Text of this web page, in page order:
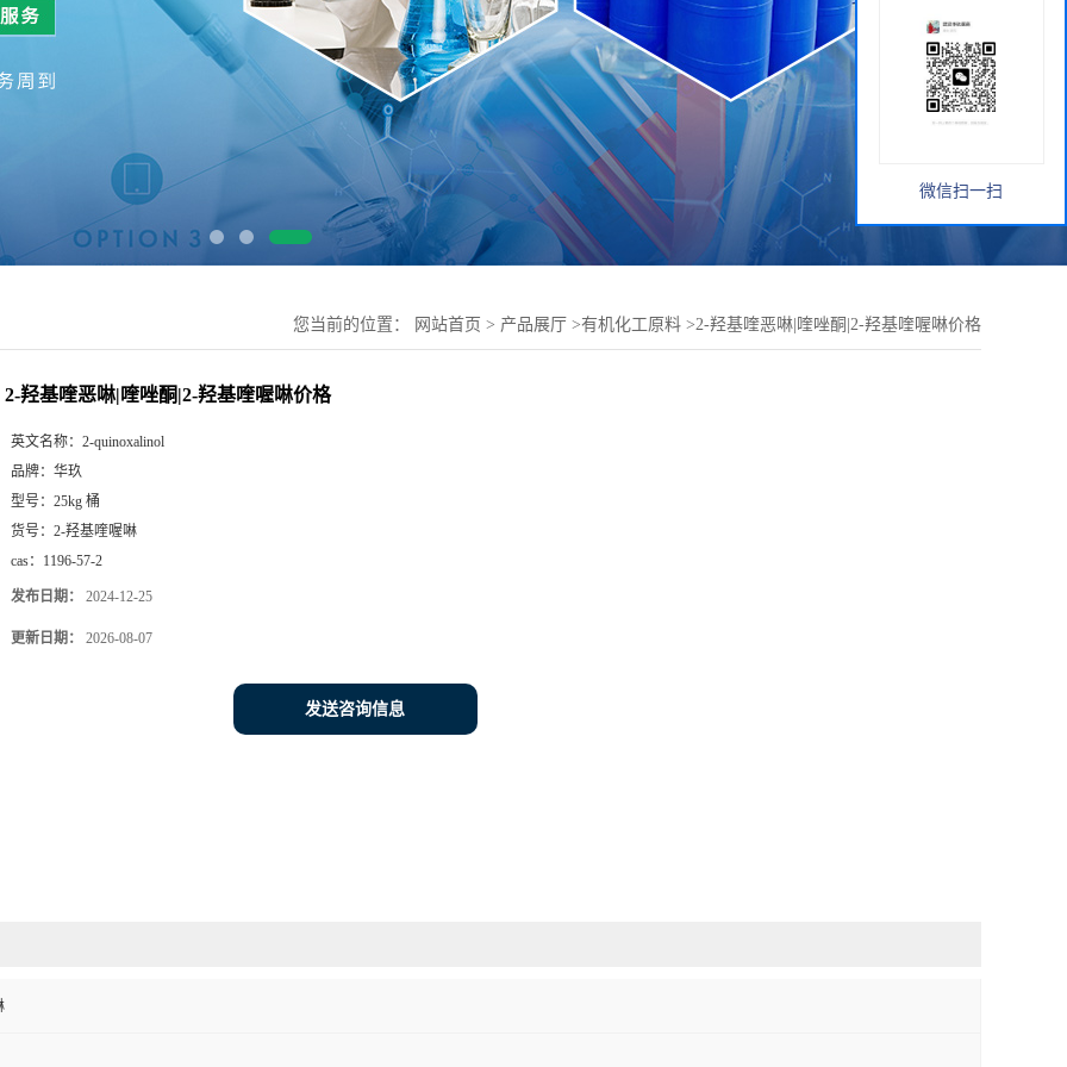
您当前的位置： 网站首页 > 产品展厅 >有机化工原料 >2-羟基喹恶啉|喹唑酮|2-羟基喹喔啉价格
2-羟基喹恶啉|喹唑酮|2-羟基喹喔啉价格
英文名称： 2-quinoxalinol
品牌： 华玖
型号： 25kg 桶
货号： 2-羟基喹喔啉
cas： 1196-57-2
发布日期： 2024-12-25
更新日期： 2026-08-07
发送咨询信息
微信扫一扫